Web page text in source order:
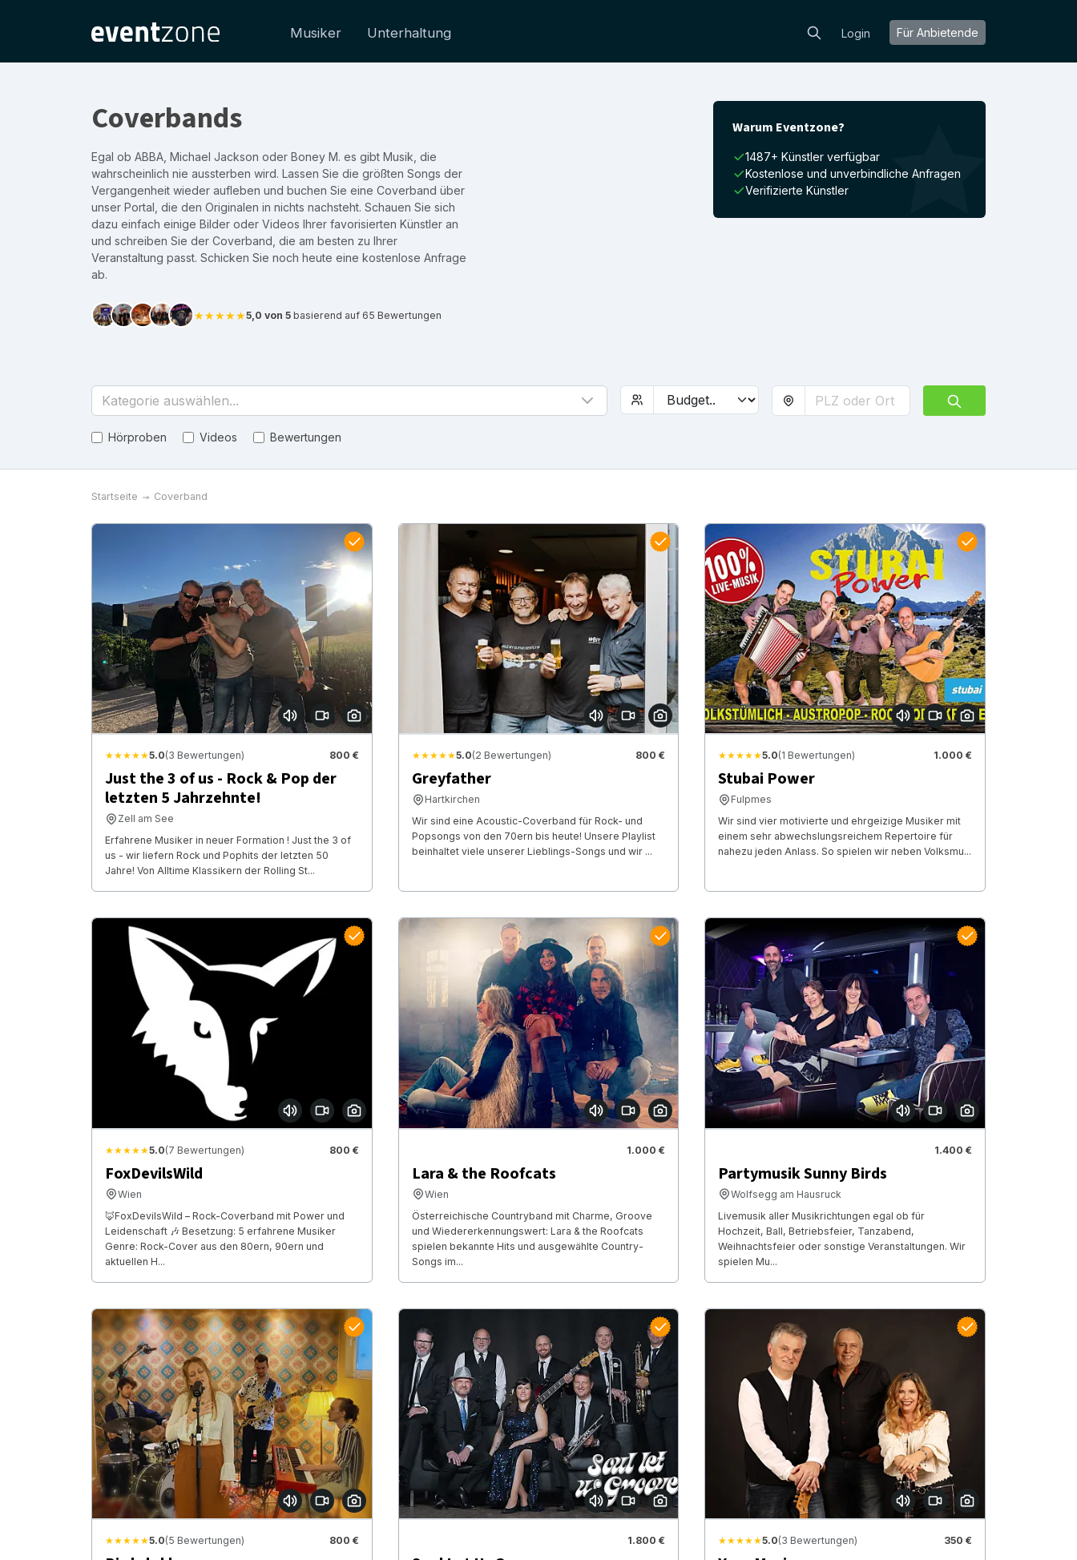
Musiker Unterhaltung Login Für Anbietende
Coverbands
Egal ob ABBA , Michael Jackson oder Boney M. es gibt Musik, die
wahrscheinlich nie aussterben wird. Lassen Sie die größten Songs der
Vergangenheit wieder aufleben und buchen Sie eine Coverband über
unser Portal, die den Originalen in nichts nachsteht. Schauen Sie sich
dazu einfach einige Bilder oder Videos Ihrer favorisierten Künstler an
und schreiben Sie der Coverband, die am besten zu Ihrer
Veranstaltung passt. Schicken Sie noch heute eine kostenlose Anfrage
ab.
★★★★★5,0 von 5 basierend auf 65 Bewertungen
Warum Eventzone?
1487+ Künstler verfügbar
Kostenlose und unverbindliche Anfragen
Verifizierte Künstler
Kategorie auswählen...
Hörproben Videos Bewertungen
Startseite Coverband
★★★★★5.0(3 Bewertungen) 800 €
Just the 3 of us - Rock & Pop der
letzten 5 Jahrzehnte!
Zell am See
Erfahrene Musiker in neuer Formation ! Just the 3 of
us - wir liefern Rock und Pophits der letzten 50
Jahre! Von Alltime Klassikern der Rolling St...
★★★★★5.0(2 Bewertungen) 800 €
Greyfather
Hartkirchen
Wir sind eine Acoustic-Coverband für Rock- und
Popsongs von den 70ern bis heute! Unsere Playlist
beinhaltet viele unserer Lieblings-Songs und wir ...
★★★★★5.0(1 Bewertungen) 1.000 €
Stubai Power
Fulpmes
Wir sind vier motivierte und ehrgeizige Musiker mit
einem sehr abwechslungsreichem Repertoire für
nahezu jeden Anlass. So spielen wir neben Volksmu...
★★★★★5.0(7 Bewertungen) 800 €
FoxDevilsWild
Wien
🦊FoxDevilsWild – Rock-Coverband mit Power und
Leidenschaft 🎶 Besetzung: 5 erfahrene Musiker
Genre: Rock-Cover aus den 80ern, 90ern und
aktuellen H...
1.000 €
Lara & the Roofcats
Wien
Österreichische Countryband mit Charme, Groove
und Wiedererkennungswert: Lara & the Roofcats
spielen bekannte Hits und ausgewählte Country-
Songs im...
1.400 €
Partymusik Sunny Birds
Wolfsegg am Hausruck
Livemusik aller Musikrichtungen egal ob für
Hochzeit, Ball, Betriebsfeier, Tanzabend,
Weihnachtsfeier oder sonstige Veranstaltungen. Wir
spielen Mu...
★★★★★5.0(5 Bewertungen) 800 € 1.800 € ★★★★★5.0(3 Bewertungen) 350 €